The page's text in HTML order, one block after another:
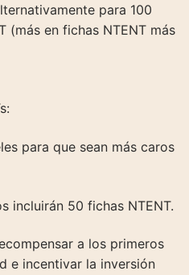
para 100
(más en fichas NTENT más
para que sean más caros
incluirán 50 fichas NTENT.
a los primeros
e incentivar la inversión